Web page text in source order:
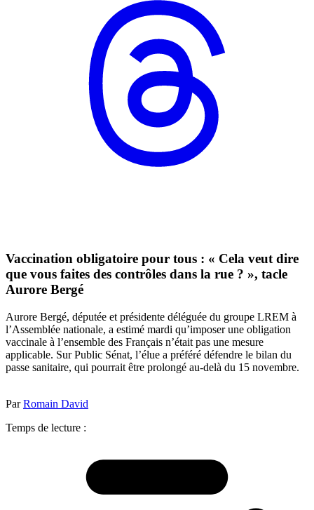
Vaccination obligatoire pour tous : « Cela veut dire
que vous faites des contrôles dans la rue ? », tacle
Aurore Bergé
Aurore Bergé, députée et présidente déléguée du groupe LREM à
l’Assemblée nationale, a estimé mardi qu’imposer une obligation
vaccinale à l’ensemble des Français n’était pas une mesure
applicable. Sur Public Sénat, l’élue a préféré défendre le bilan du
passe sanitaire, qui pourrait être prolongé au-delà du 15 novembre.
ParRomain David
Temps de lecture :